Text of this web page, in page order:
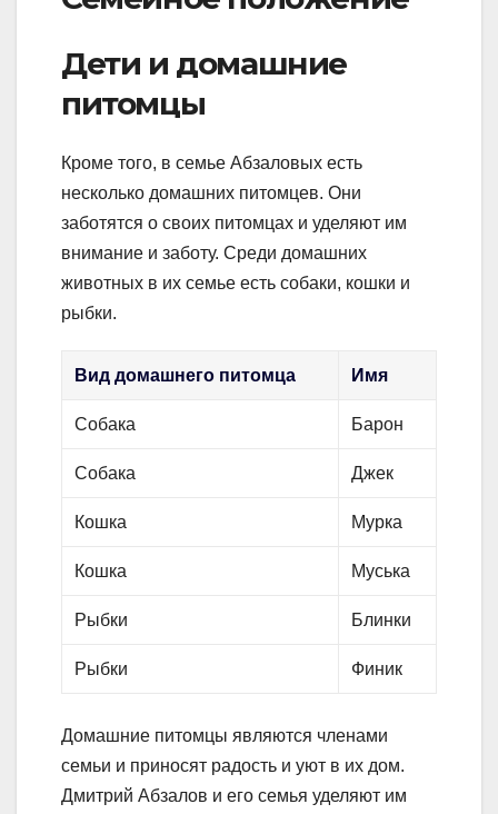
Дети и домашние
питомцы
Кроме того, в семье Абзаловых есть
несколько домашних питомцев. Они
заботятся о своих питомцах и уделяют им
внимание и заботу. Среди домашних
животных в их семье есть собаки, кошки и
рыбки.
Вид домашнего питомца Имя
Собака Барон
Собака Джек
Кошка Мурка
Кошка Муська
Рыбки Блинки
Рыбки Финик
Домашние питомцы являются членами
семьи и приносят радость и уют в их дом.
Дмитрий Абзалов и его семья уделяют им